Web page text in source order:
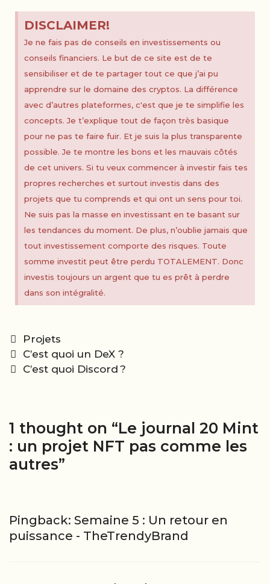
DISCLAIMER!
Je ne fais pas de conseils en investissements ou
conseils financiers. Le but de ce site est de te
sensibiliser et de te partager tout ce que j’ai pu
apprendre sur le domaine des cryptos. La différence
avec d’autres plateformes, c'est que je te simplifie les
concepts. Je t’explique tout de façon très basique
pour ne pas te faire fuir. Et je suis la plus transparente
possible. Je te montre les bons et les mauvais côtés
de cet univers. Si tu veux commencer à investir fais tes
propres recherches et surtout investis dans des
projets que tu comprends et qui ont un sens pour toi.
Ne suis pas la masse en investissant en te basant sur
les tendances du moment. De plus, n’oublie jamais que
tout investissement comporte des risques. Toute
somme investit peut être perdu TOTALEMENT. Donc
investis toujours un argent que tu es prêt à perdre
dans son intégralité.
Categories
Projets
Post
navigation
C’est quoi un DeX ?
C’est quoi Discord ?
1 thought on “Le journal 20 Mint
: un projet NFT pas comme les
autres”
Pingback: Semaine 5 : Un retour en
puissance - TheTrendyBrand